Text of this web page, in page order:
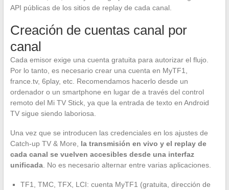
API públicas de los sitios de replay de cada canal.
Creación de cuentas canal por
canal
Cada emisor exige una cuenta gratuita para autorizar el flujo.
Por lo tanto, es necesario crear una cuenta en MyTF1,
france.tv, 6play, etc. Recomendamos hacerlo desde un
ordenador o un smartphone en lugar de a través del control
remoto del Mi TV Stick, ya que la entrada de texto en Android
TV sigue siendo laboriosa.
Una vez que se introducen las credenciales en los ajustes de
Catch-up TV & More, la transmisión en vivo y el replay de
cada canal se vuelven accesibles desde una interfaz
unificada. No es necesario alternar entre varias aplicaciones.
TF1, TMC, TFX, LCI: cuenta MyTF1 (gratuita, dirección de